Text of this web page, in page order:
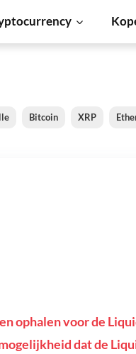
Bitcoin XRP
ophalen voor de
dat de